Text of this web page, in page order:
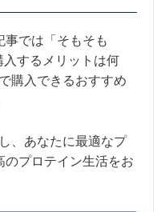
事では「そもそも
するメリットは何
購入できるおすすめ
、あなたに最適なプ
のプロテイン生活をお